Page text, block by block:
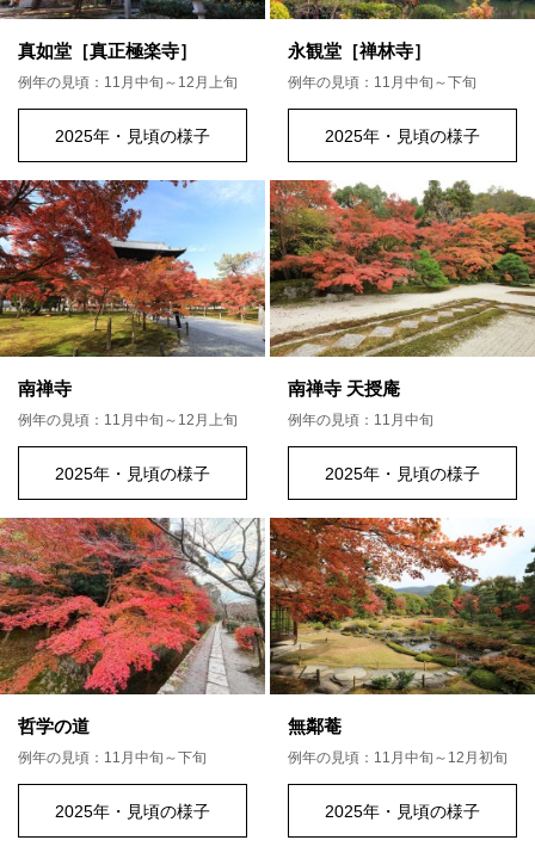
真如堂［真正極楽寺］
例年の見頃：11月中旬～12月上旬
2025年・見頃の様子
永観堂［禅林寺］
例年の見頃：11月中旬～下旬
2025年・見頃の様子
南禅寺
例年の見頃：11月中旬～12月上旬
2025年・見頃の様子
南禅寺 天授庵
例年の見頃：11月中旬
2025年・見頃の様子
哲学の道
例年の見頃：11月中旬～下旬
2025年・見頃の様子
無鄰菴
例年の見頃：11月中旬～12月初旬
2025年・見頃の様子